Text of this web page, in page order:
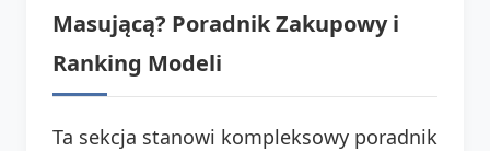
Masującą? Poradnik Zakupowy i
Ranking Modeli
Ta sekcja stanowi kompleksowy poradnik